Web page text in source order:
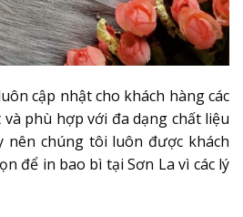
cập nhật cho khách hàng các
phù hợp với đa dạng chất liệu
nên chúng tôi luôn được khách
để in bao bì tại Sơn La vì các lý